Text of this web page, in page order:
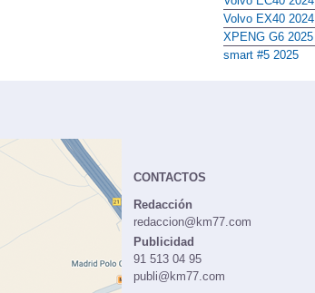
Volvo EX40 2024
XPENG G6 2025
smart #5 2025
CONTACTOS
Redacción
redaccion@km77.com
Publicidad
91 513 04 95
publi@km77.com